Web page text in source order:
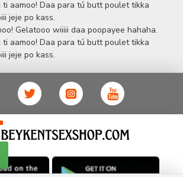
sağlık ve güzellik danışmanlığı
Alışveriş sitemiz Erotik Shop sektöründeki
çok yakından takip etmesi, yaklaşık
yelpazesi ile Türkiye'de bu sektörde
geniş ürün gurubuna sahip ender
müşteri memnuniyetini her zaman ön
ve yenilikçi servislerin geliştirilmesi
ile kendisine Cinsel Ürün hayatında lider
ti aamoo! Daa para tú butt poulet tikka
jeje po kass.
Gelatooo wiiiii daa poopayee hahaha.
ti aamoo! Daa para tú butt poulet tikka
jeje po kass.